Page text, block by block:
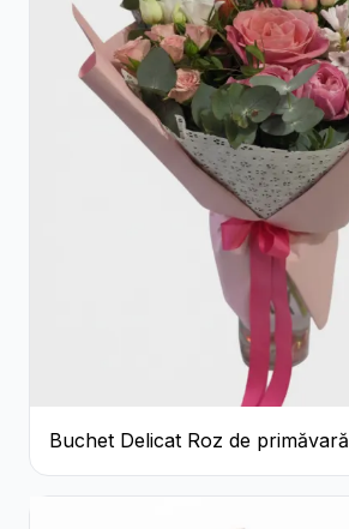
Buchet Delicat Roz de primăvară